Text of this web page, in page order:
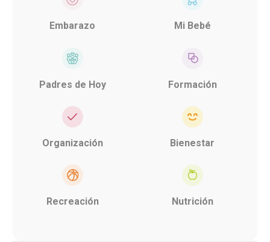
Embarazo Mi Bebé
Padres de Hoy Formación
Organización Bienestar
Recreación Nutrición